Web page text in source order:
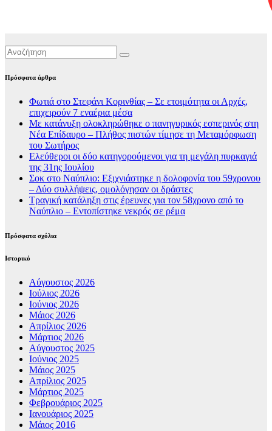
Πρόσφατα άρθρα
Φωτιά στο Στεφάνι Κορινθίας – Σε ετοιμότητα οι Αρχές,
επιχειρούν 7 εναέρια μέσα
Με κατάνυξη ολοκληρώθηκε ο πανηγυρικός εσπερινός στη
Νέα Επίδαυρο – Πλήθος πιστών τίμησε τη Μεταμόρφωση
του Σωτήρος
Ελεύθεροι οι δύο κατηγορούμενοι για τη μεγάλη πυρκαγιά
της 31ης Ιουλίου
Σοκ στο Ναύπλιο: Εξιχνιάστηκε η δολοφονία του 59χρονου
– Δύο συλλήψεις, ομολόγησαν οι δράστες
Τραγική κατάληξη στις έρευνες για τον 58χρονο από το
Ναύπλιο – Εντοπίστηκε νεκρός σε ρέμα
Πρόσφατα σχόλια
Ιστορικό
Αύγουστος 2026
Ιούλιος 2026
Ιούνιος 2026
Μάιος 2026
Απρίλιος 2026
Μάρτιος 2026
Αύγουστος 2025
Ιούνιος 2025
Μάιος 2025
Απρίλιος 2025
Μάρτιος 2025
Φεβρουάριος 2025
Ιανουάριος 2025
Μάιος 2016